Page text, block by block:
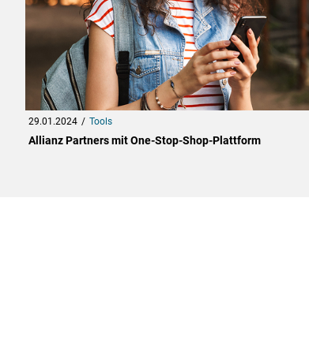
29.01.2024 Tools
Allianz Partners mit One-Stop-Shop-Plattform